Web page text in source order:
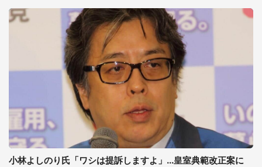
小林よしのり氏「ワシは提訴しますよ」...皇室典範改正案に